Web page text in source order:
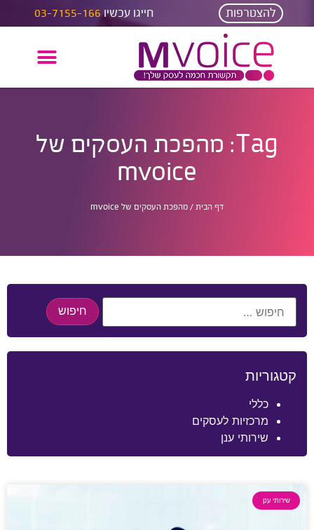
להצטרפות חייגו עכשיו03-7155-166
Tag: מהפכת העסקים של
mvoice
דף הבית / מהפכת העסקים של mvoice
קטגוריות
כללי
מרכזיות לעסקים
שירותי ענן
שירותי ענן